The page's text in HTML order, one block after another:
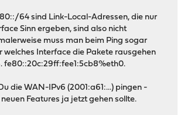
64 sind Link-Local-Adressen, die nur
Sinn ergeben, sind also nicht
muss man beim Ping sogar
welches Interface die Pakete rausgehen
fe80::20c:29ff:fee1:5cb8%eth0.
die WAN-IPv6 (2001:a61:...) pingen -
Features ja jetzt gehen sollte.